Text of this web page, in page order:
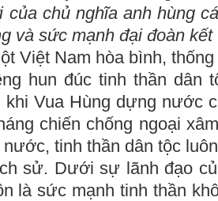
của chủ nghĩa anh hùng
và sức mạnh đại đoàn kết
Việt Nam hòa bình,
hun đúc tinh thần dân
Vua Hùng dựng nước
chiến chống ngoại
tinh thần dân tộc
sử. Dưới sự lãnh đạo
là sức mạnh tinh thần